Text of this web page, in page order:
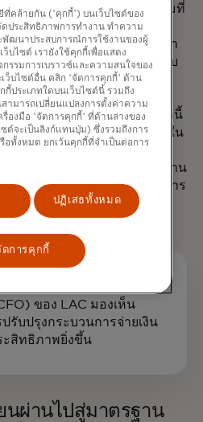
อนและวิเคราะห์ข้อมูลธุรกรรมที่
วนการทำงานเป็นไปโดย
โยชน์ต่อทั้งธนาคารและลูกค้า
เช่น ความสามารถในการส่งใบ
ารโอนเงินเครดิต ช่วยเพิ่ม
บวงจร ซึ่งช่วยลดเวลาและ
ดการบัญชีเจ้าหนี้และบัญชีลูกหนี้
สองกรณี ธนาคารจะเข้าร่วมใน
รือคิดค่าบริการเพิ่มขึ้นตาม
วนการรับส่งข้อมูลตามมาตรฐาน
องค์กรธุรกิจนั้นมีศักยภาพในการ
าคาร
ของ LAC มองเห็น
รับปรุงกระบวนการจ่ายเงิน
ะสิทธิภาพยิ่งขึ้น
นผ่านไปสู่มาตรฐาน
ที่คล้ายกัน ('คุกกี้') บนเว็บไซต์ของ
ดประสิทธิภาพการทำงาน ทำความ
พัฒนาประสบการณ์การใช้งานของผู้
บไซต์ เรายังใช้คุกกี้เพื่อแสดง
รรมการเบราวซ์และความสนใจของ
เว็บไซต์อื่น คลิก 'จัดการคุกกี้' ด้าน
กี้ประเภทใดบนเว็บไซต์นี้ รวมถึง
ามารถเปลี่ยนแปลงการตั้งค่าความ
รื่องมือ 'จัดการคุกกี้' ที่ด้านล่างของ
ต์จะเป็นลิงก์แทนปุ่ม) ซึ่งรวมถึงการ
อทั้งหมด ยกเว้นคุกกี้ที่จำเป็นต่อการ
ปฏิเสธทั้งหมด
ดการคุกกี้